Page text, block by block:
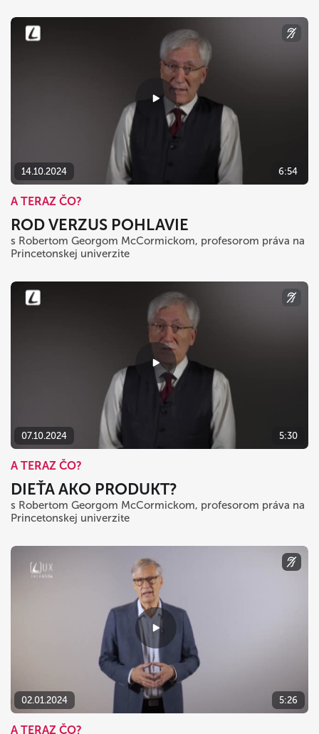
14.10.2024 6:54
A TERAZ ČO?
ROD VERZUS POHLAVIE
s Robertom Georgom McCormickom, profesorom práva na
Princetonskej univerzite
07.10.2024 5:30
A TERAZ ČO?
DIEŤA AKO PRODUKT?
s Robertom Georgom McCormickom, profesorom práva na
Princetonskej univerzite
02.01.2024 5:26
A TERAZ ČO?